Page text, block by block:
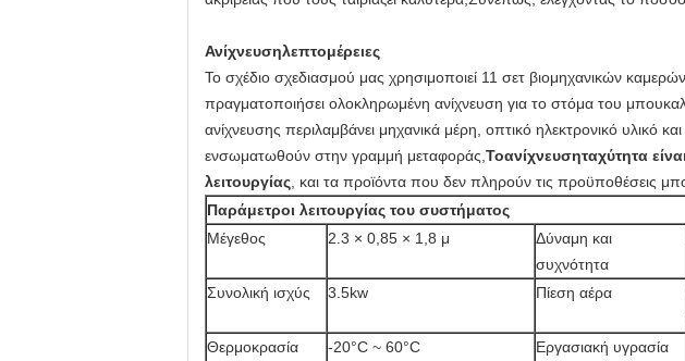
Ανίχνευσηλεπτομέρειες
Το σχέδιο σχεδιασμού μας χρησιμοποιεί 11 σετ βιομηχανικών
πραγματοποιήσει ολοκληρωμένη ανίχνευση για το στόμα του
ανίχνευσης περιλαμβάνει μηχανικά μέρη, οπτικό ηλεκτρονικό υλικό
ενσωματωθούν στην γραμμή μεταφοράς, Τοανίχνευσηταχύτητα
λειτουργίας , και τα προϊόντα που δεν πληρούν τις προϋποθέσεις
Παράμετροι λειτουργίας του συστήματος
Μέγεθος
2.3 × 0,85 × 1,8 μ
Δύναμη και
συχνότητα
Συνολική ισχύς 3.5kw Πίεση αέρα
Θερμοκρασία
-20°C ~ 60°C Εργασιακή υγρασία